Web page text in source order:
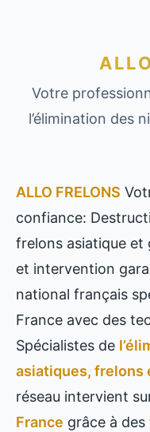
Votre
l’élimination des
ALLO FRELONS
confiance:
frelons asiatique et
et intervention
national français
France avec des
Spécialistes de
asiatiques, frelons
réseau intervient
France grâce à des